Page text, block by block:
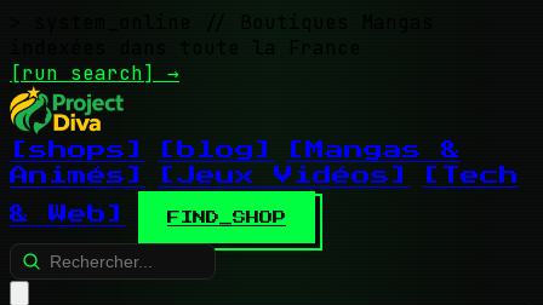
// Boutiques Mangas
indexées dans toute la France
[run search] →
[shops] [blog]
[Mangas &
Animés]
[Jeux Vidéos]
[Tech
& Web]
FIND_SHOP